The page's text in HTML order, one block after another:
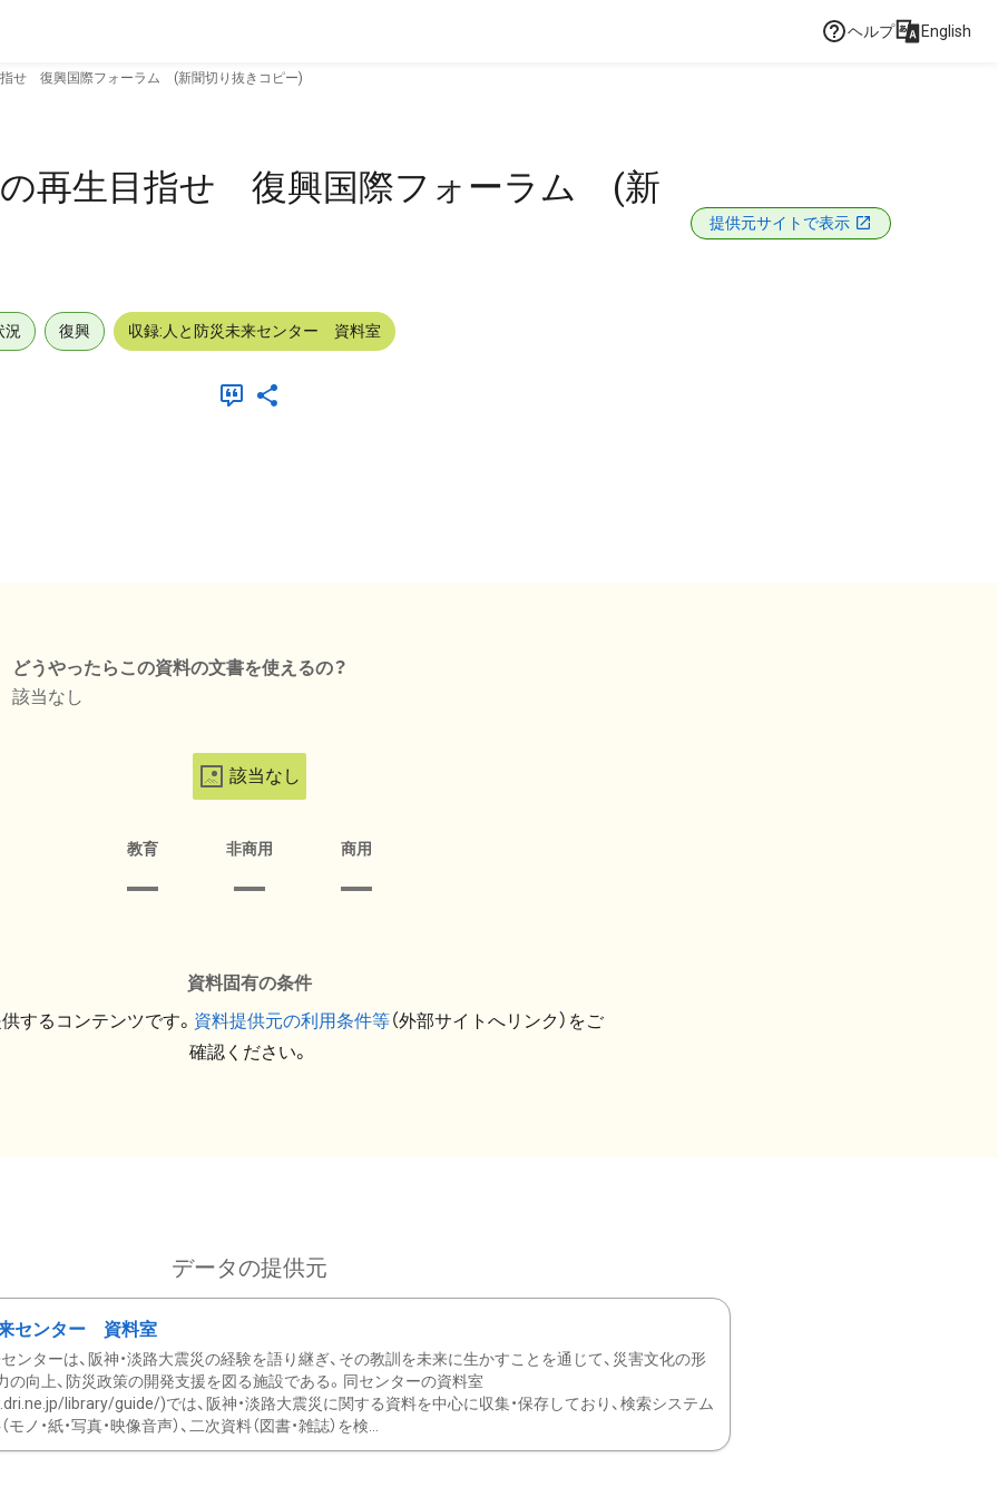
ヘルプ English
せ 復興国際フォーラム (新聞切り抜きコピー)
再生目指せ 復興国際フォーラム (新
提供元サイトで表示
況 復興 収録:人と防災未来センター 資料室
どうやったらこの資料の文書を使えるの？
該当なし
該当なし
教育 非商用 商用
資料固有の条件
するコンテンツです。 資料提供元の利用条件等（外部サイトへリンク）をご
確認ください。
データの提供元
センター 資料室
ンターは、阪神・淡路大震災の経験を語り継ぎ、その教訓を未来に生かすことを通じて、災害文化の形
の向上、防災政策の開発支援を図る施設である。同センターの資料室
library/guide/)では、阪神・淡路大震災に関する資料を中心に収集・保存しており、検索システム
ノ・紙・写真・映像音声）、二次資料（図書・雑誌）を検...